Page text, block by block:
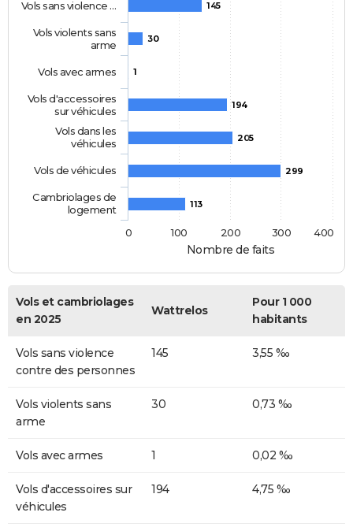
Nombre de faits
145
30
1
194
205
299
113
Vols sans violence …
Vols violents sans
arme
Vols avec armes
Vols d'accessoires
sur véhicules
Vols dans les
véhicules
Vols de véhicules
Cambriolages de
logement
0
100 200 300 400
Vols et cambriolages
en 2025
Wattrelos
Pour 1 000
habitants
Vols sans violence
contre des personnes
145 3,55 ‰
Vols violents sans
arme
30 0,73 ‰
Vols avec armes 1 0,02 ‰
Vols d'accessoires sur
véhicules
194 4,75 ‰